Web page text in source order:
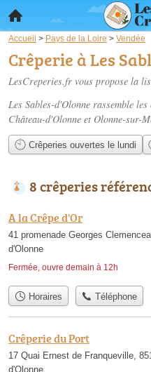
Accueil > Pays de la Loire > Vendée
Crêperie à Les
LesCreperies.fr vous propose la
Les Sables-d'Olonne rassemble
Château-d'Olonne et Olonne-sur-
Crêperies ouvertes le lundi
8 crêperies
A la Crêpe d'Or
41 promenade Georges
d'Olonne
Fermée, ouvre demain à 12h
Horaires Téléphone
Crêperie du Port
17 Quai Ernest de Franqueville,
d'Olonne